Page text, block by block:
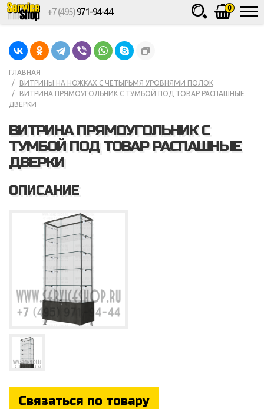
0
+7 (495)971-94-44
ГЛАВНАЯ
ВИТРИНЫ НА НОЖКАХ С ЧЕТЫРЬМЯ УРОВНЯМИ ПОЛОК
ВИТРИНА ПРЯМОУГОЛЬНИК С ТУМБОЙ ПОД ТОВАР РАСПАШНЫЕ
ДВЕРКИ
ВИТРИНА ПРЯМОУГОЛЬНИК С
ТУМБОЙ ПОД ТОВАР РАСПАШНЫЕ
ДВЕРКИ
ОПИСАНИЕ
Связаться по товару